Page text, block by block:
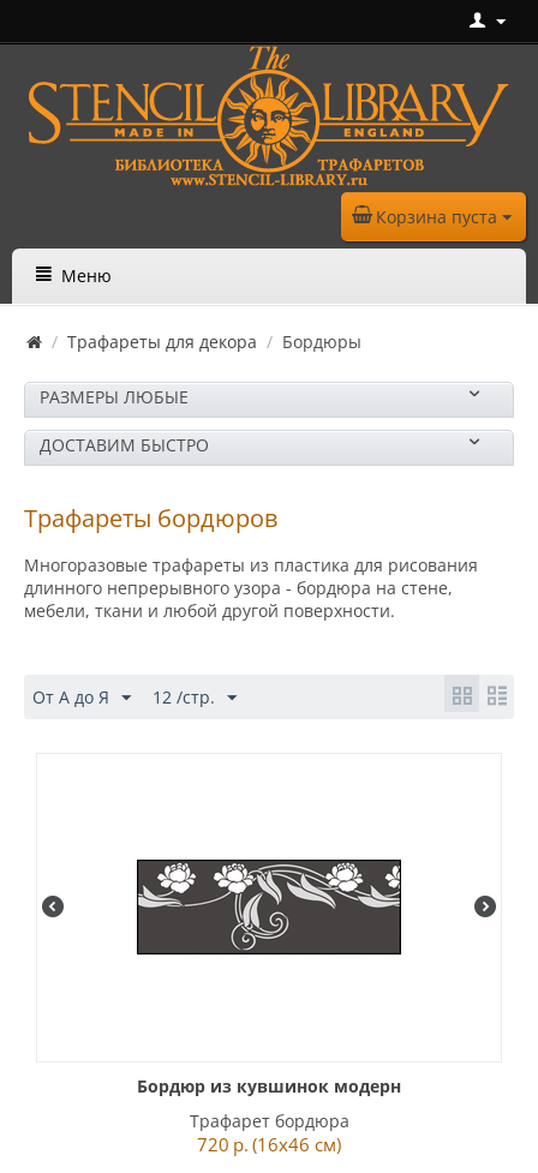
Корзина пуста
Меню
/ Трафареты для декора / Бордюры
РАЗМЕРЫ ЛЮБЫЕ
ДОСТАВИМ БЫСТРО
Трафареты бордюров
Многоразовые трафареты из пластика для рисования
длинного непрерывного узора - бордюра на стене,
мебели, ткани и любой другой поверхности.
От А до Я 12 /стр.
Бордюр из кувшинок модерн
Трафарет бордюра
720 р. (16x46 см)